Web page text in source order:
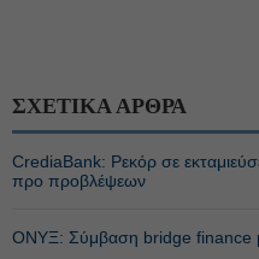
ΣΧΕΤΙΚΑ ΑΡΘΡΑ
CrediaBank: Ρεκόρ σε
προ προβλέψεων
ΟΝΥΞ: Σύμβαση bridge finance